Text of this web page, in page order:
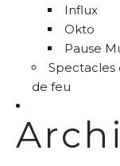
Influx
Okto
Pause
Spectacles
de feu